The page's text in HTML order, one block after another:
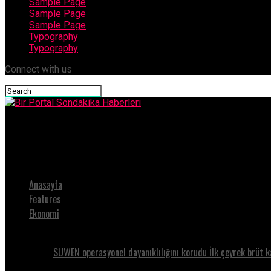
Sample Page
Sample Page
Typography
Typography
Connect with us
Anasayfa
Features
Ekonomi
SUWEN operasyonel dayanıklılığını korudu İlk çeyrek